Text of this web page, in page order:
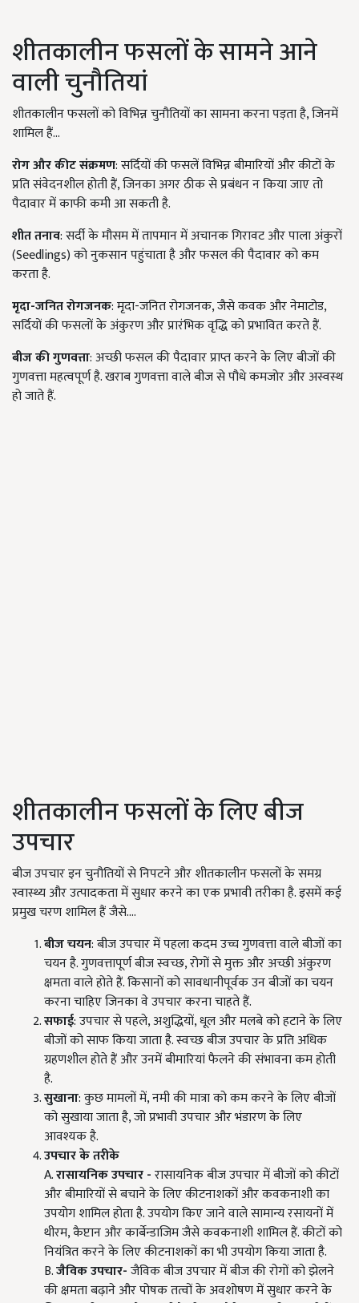
शीतकालीन फसलों के सामने आने
वाली चुनौतियां
शीतकालीन फसलों को विभिन्न चुनौतियों का सामना करना पड़ता है, जिनमें
शामिल हैं...
रोग और कीट संक्रमण: सर्दियों की फसलें विभिन्न बीमारियों और कीटों के
प्रति संवेदनशील होती हैं, जिनका अगर ठीक से प्रबंधन न किया जाए तो
पैदावार में काफी कमी आ सकती है.
शीत तनाव: सर्दी के मौसम में तापमान में अचानक गिरावट और पाला अंकुरों
(Seedlings) को नुकसान पहुंचाता है और फसल की पैदावार को कम
करता है.
मृदा-जनित रोगजनक: मृदा-जनित रोगजनक, जैसे कवक और नेमाटोड,
सर्दियों की फसलों के अंकुरण और प्रारंभिक वृद्धि को प्रभावित करते हैं.
बीज की गुणवत्ता: अच्छी फसल की पैदावार प्राप्त करने के लिए बीजों की
गुणवत्ता महत्वपूर्ण है. खराब गुणवत्ता वाले बीज से पौधे कमजोर और अस्वस्थ
हो जाते हैं.
शीतकालीन फसलों के लिए बीज
उपचार
बीज उपचार इन चुनौतियों से निपटने और शीतकालीन फसलों के समग्र
स्वास्थ्य और उत्पादकता में सुधार करने का एक प्रभावी तरीका है. इसमें कई
प्रमुख चरण शामिल हैं जैसे....
बीज चयन: बीज उपचार में पहला कदम उच्च गुणवत्ता वाले बीजों का
चयन है. गुणवत्तापूर्ण बीज स्वच्छ, रोगों से मुक्त और अच्छी अंकुरण
क्षमता वाले होते हैं. किसानों को सावधानीपूर्वक उन बीजों का चयन
करना चाहिए जिनका वे उपचार करना चाहते हैं.
सफाई: उपचार से पहले, अशुद्धियों, धूल और मलबे को हटाने के लिए
बीजों को साफ किया जाता है. स्वच्छ बीज उपचार के प्रति अधिक
ग्रहणशील होते हैं और उनमें बीमारियां फैलने की संभावना कम होती
है.
सुखाना: कुछ मामलों में, नमी की मात्रा को कम करने के लिए बीजों
को सुखाया जाता है, जो प्रभावी उपचार और भंडारण के लिए
आवश्यक है.
उपचार के तरीके
A.रासायनिक उपचार -रासायनिक बीज उपचार में बीजों को कीटों
और बीमारियों से बचाने के लिए कीटनाशकों और कवकनाशी का
उपयोग शामिल होता है. उपयोग किए जाने वाले सामान्य रसायनों में
थीरम, कैप्टान और कार्बेन्डाजिम जैसे कवकनाशी शामिल हैं. कीटों को
नियंत्रित करने के लिए कीटनाशकों का भी उपयोग किया जाता है.
B.जैविक उपचार-जैविक बीज उपचार में बीज की रोगों को झेलने
की क्षमता बढ़ाने और पोषक तत्वों के अवशोषण में सुधार करने के